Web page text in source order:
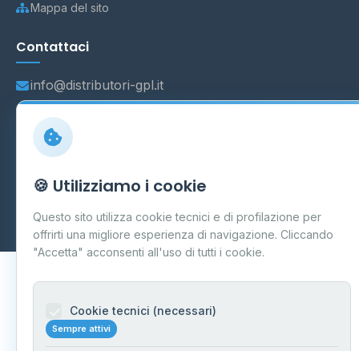
Mappa del sito
Contattaci
info@distributori-gpl.it
Carpi P.IVA 03859300364
Dati forniti da Ministero delle Imprese e del Made in Italy
Aggiornamento quotidiano
🍪 Utilizziamo i cookie
Questo sito utilizza cookie tecnici e di profilazione per
offrirti una migliore esperienza di navigazione. Cliccando
"Accetta" acconsenti all'uso di tutti i cookie.
Cookie tecnici (necessari)
Sempre attivi